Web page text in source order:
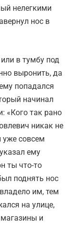
нелегкими
нос в
в тумбу под
выронить, да
попадался
начинал
«Кого так рано
никак не
уже совсем
ему
ты что-то
поднять нос
им, тем
на улице,
и